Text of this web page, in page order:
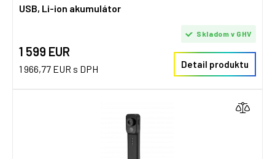
USB, Li-ion akumulátor
1 599 EUR
1 966,77 EUR s DPH
Skladom v GHV
Detail produktu